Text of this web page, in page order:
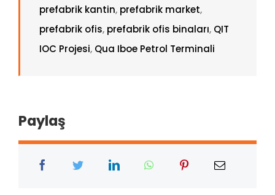
prefabrik kantin, prefabrik market,
prefabrik ofis, prefabrik ofis binaları, QIT
IOC Projesi, Qua Iboe Petrol Terminali
Paylaş